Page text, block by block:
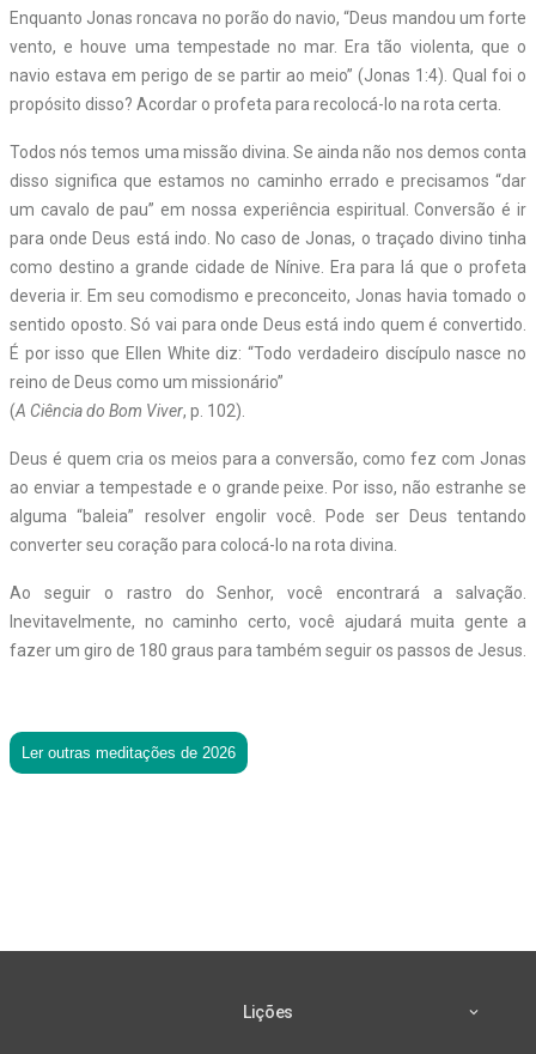
Enquanto Jonas roncava no porão do navio, “Deus mandou um forte
vento, e houve uma tempestade no mar. Era tão violenta, que o
navio estava em perigo de se partir ao meio” (Jonas 1:4). Qual foi o
propósito disso? Acordar o profeta para recolocá-lo na rota certa.
Todos nós temos uma missão divina. Se ainda não nos demos conta
disso significa que estamos no caminho errado e precisamos “dar
um cavalo de pau” em nossa experiência espiritual. Conversão é ir
para onde Deus está indo. No caso de Jonas, o traçado divino tinha
como destino a grande cidade de Nínive. Era para lá que o profeta
deveria ir. Em seu comodismo e preconceito, Jonas havia tomado o
sentido oposto. Só vai para onde Deus está indo quem é convertido.
É por isso que Ellen White diz: “Todo verdadeiro discípulo nasce no
reino de Deus como um missionário”
(A Ciência do Bom Viver, p. 102).
Deus é quem cria os meios para a conversão, como fez com Jonas
ao enviar a tempestade e o grande peixe. Por isso, não estranhe se
alguma “baleia” resolver engolir você. Pode ser Deus tentando
converter seu coração para colocá-lo na rota divina.
Ao seguir o rastro do Senhor, você encontrará a salvação.
Inevitavelmente, no caminho certo, você ajudará muita gente a
fazer um giro de 180 graus para também seguir os passos de Jesus.
Ler outras meditações de 2026
Lições